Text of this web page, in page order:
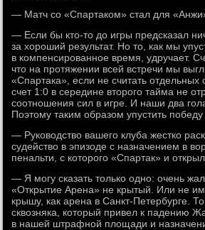
— Матч со «Спартаком» стал для
— Если бы кто-то до игры предсказал
за хороший результат. Но то, как мы
в компенсированное время, удручает.
что на протяжении всей встречи мы
«Спартака», если не считать отдельных
счет 1:0 в середине второго тайма не
соотношения сил в игре. И наши два
Поэтому таким образом упустить
— Руководство вашего клуба жестко
судейство в эпизоде с назначением в
пенальти, с которого «Спартак» и
— Я могу сказать только одно: очень
«Открытие Арена» не крытый. Или не
крышу, как арена в Санкт-Петербурге.
сквозняка, который привел к падению
в нашей штрафной площади и